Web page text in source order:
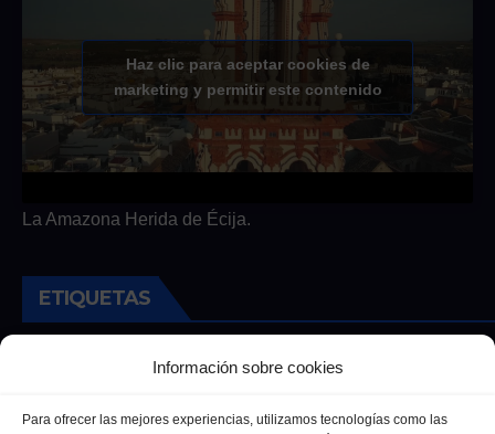
Información sobre cookies
Para ofrecer las mejores experiencias, utilizamos tecnologías como las
Haz clic para aceptar cookies de
marketing y permitir este contenido
La Amazona Herida de Écija.
ETIQUETAS
Andalucía Cultura Deportes